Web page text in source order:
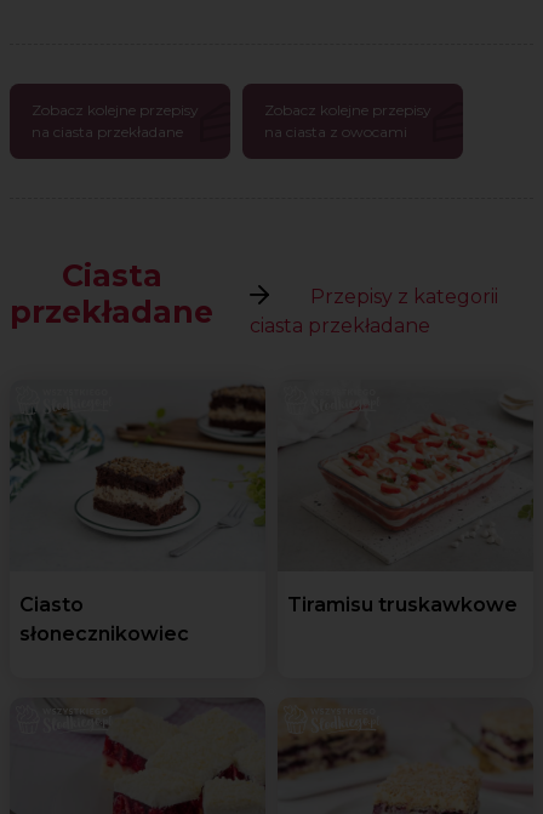
Zobacz kolejne przepisy
na ciasta przekładane
Zobacz kolejne przepisy
na ciasta z owocami
Ciasta
przekładane
Przepisy z kategorii
ciasta przekładane
Ciasto
słonecznikowiec
Tiramisu truskawkowe